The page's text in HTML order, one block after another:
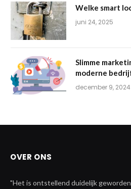
Welke smart
juni 24, 2025
Slimme
moderne
december 9, 2024
OVER ONS
"Het is ontstellend duidelijk